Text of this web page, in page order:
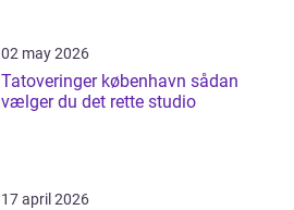
02 may 2026
Tatoveringer københavn sådan
vælger du det rette studio
17 april 2026